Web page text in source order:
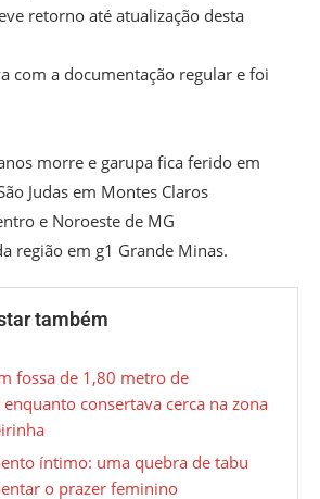
retorno até atualização desta
com a documentação regular e foi
morre e garupa fica ferido em
Judas em Montes Claros
e Noroeste de MG
região em g1 Grande Minas.
também
fossa de 1,80 metro de
consertava cerca na zona
íntimo: uma quebra de tabu
o prazer feminino